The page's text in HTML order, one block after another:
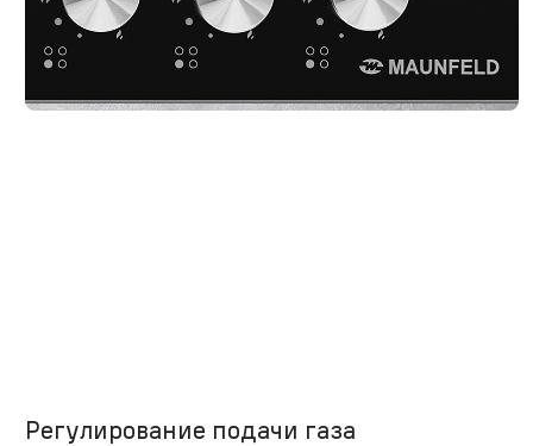
Регулирование подачи газа